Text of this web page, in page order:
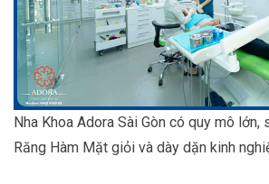
Nha Khoa Adora Sài Gòn có quy mô
Răng Hàm Mặt giỏi và dày dặn kinh